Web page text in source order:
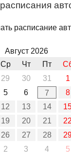
расписание
Август 2026
Ср Чт Пт
29 30 31 1
5 6 7 8
12 13 14
19 20 21 22
26 27 28
2 3 4 5